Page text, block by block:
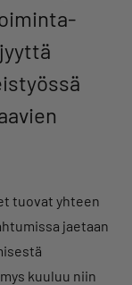
tuovat yhteen
jaetaan
kuuluu niin